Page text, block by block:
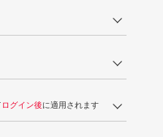
ます。問い合わせフォーム
ログイン後に適用されます